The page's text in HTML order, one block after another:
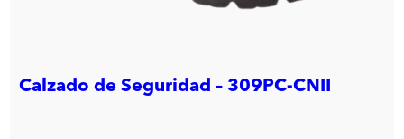
Calzado de Seguridad – 309PC-CNII